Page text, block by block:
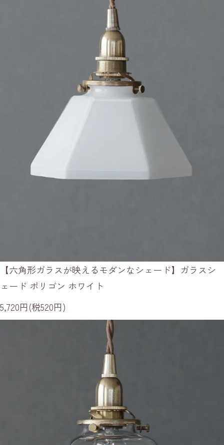
【六角形ガラスが映えるモダンなシェード】ガラスシ
ェード ポリゴン ホワイト
5,720円(税520円)